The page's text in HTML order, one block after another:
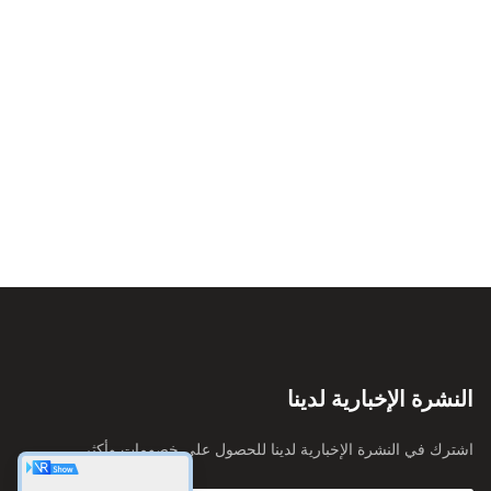
النشرة الإخبارية لدينا
اشترك في النشرة الإخبارية لدينا للحصول على خصومات وأكثر.